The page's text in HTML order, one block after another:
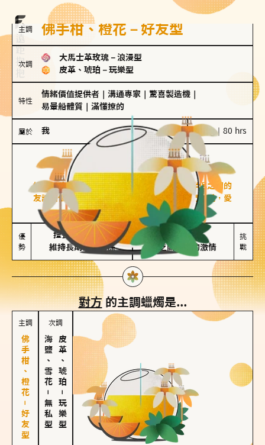
主調 佛手柑、橙花－好友型
次調
大馬士革玫瑰 － 浪漫型
皮革、琥珀 － 玩樂型
特性
情緒價值提供者 溝通專家 驚喜製造機
易暈船體質
滿懂撩的
屬於 我 100 g｜80 hrs
好友型
佛手柑、橙花
好友型的人喜歡分享生活中的點滴，重視與伴侶之間的
友誼和信任，穩定感是重要的關鍵詞。對他們來說，愛
情是心靈深處的共鳴和理解。
優
勢
擅長聆聽與溝通
維持長期穩定關係
不喜歡變化
缺乏關係中的激情
挑
戰
對方的主調蠟燭是...
主調
佛手柑、橙花－好友型
次調
海鹽、雪花
－
無私型
皮革、琥珀
－
玩樂型